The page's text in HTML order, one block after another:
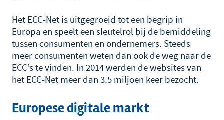
Het ECC-Net is uitgegroeid tot een begrip in
Europa en speelt een sleutelrol bij de bemiddeling
tussen consumenten en ondernemers. Steeds
meer consumenten weten dan ook de weg naar de
ECC’s te vinden. In 2014 werden de websites van
het ECC-Net meer dan 3.5 miljoen keer bezocht.
Europese digitale markt